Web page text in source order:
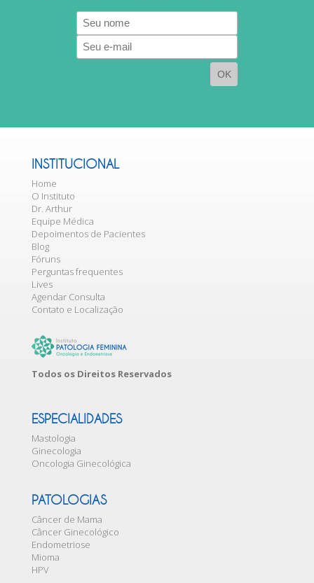
E-
mail
INSTITUCIONAL
Home
O Instituto
Dr. Arthur
Equipe Médica
Depoimentos de Pacientes
Blog
Fóruns
Perguntas frequentes
Lives
Agendar Consulta
Contato e Localização
Todos os Direitos Reservados
ESPECIALIDADES
Mastologia
Ginecologia
Oncologia Ginecológica
PATOLOGIAS
Câncer de Mama
Câncer Ginecológico
Endometriose
Mioma
HPV